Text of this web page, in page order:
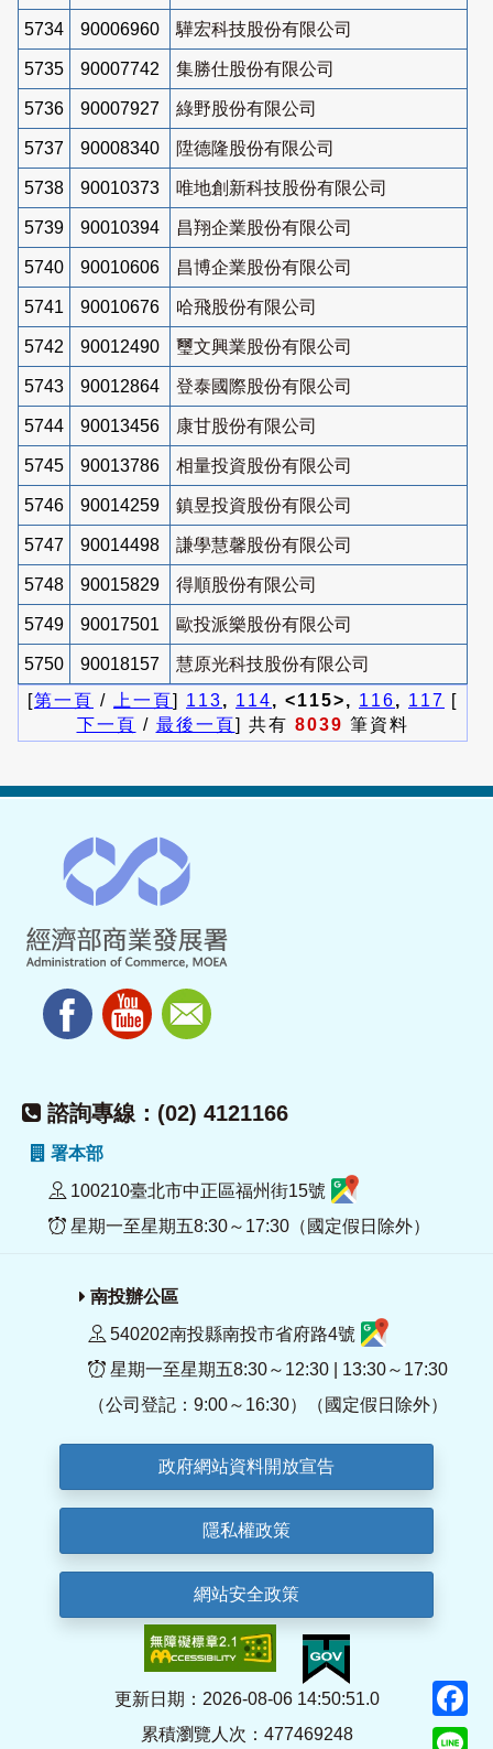
5734 90006960 驊宏科技股份有限公司
5735 90007742 集勝仕股份有限公司
5736 90007927 綠野股份有限公司
5737 90008340 陞德隆股份有限公司
5738 90010373 唯地創新科技股份有限公司
5739 90010394 昌翔企業股份有限公司
5740 90010606 昌博企業股份有限公司
5741 90010676 哈飛股份有限公司
5742 90012490 璽文興業股份有限公司
5743 90012864 登泰國際股份有限公司
5744 90013456 康甘股份有限公司
5745 90013786 相量投資股份有限公司
5746 90014259 鎮昱投資股份有限公司
5747 90014498 謙學慧馨股份有限公司
5748 90015829 得順股份有限公司
5749 90017501 歐投派樂股份有限公司
5750 90018157
慧原光科技股份有限公司
[第一頁 / 上一頁] 113, 114, <115>, 116, 117 [
下一頁 / 最後一頁] 共有 8039 筆資料
諮詢專線：(02) 4121166
署本部
100210臺北市中正區福州街15號
星期一至星期五8:30～17:30（國定假日除外）
南投辦公區
540202南投縣南投市省府路4號
星期一至星期五8:30～12:30 | 13:30～17:30
（公司登記：9:00～16:30）（國定假日除外）
政府網站資料開放宣告
隱私權政策
網站安全政策
更新日期：2026-08-06 14:50:51.0
累積瀏覽人次：477469248